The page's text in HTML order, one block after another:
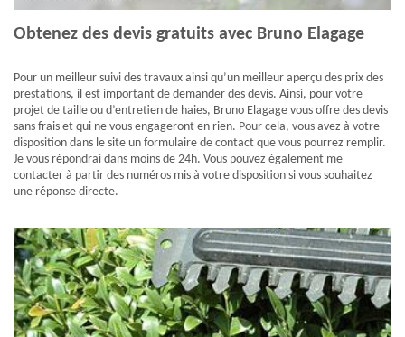
Obtenez des devis gratuits avec Bruno Elagage
Pour un meilleur suivi des travaux ainsi qu’un meilleur aperçu des prix des
prestations, il est important de demander des devis. Ainsi, pour votre
projet de taille ou d’entretien de haies, Bruno Elagage vous offre des devis
sans frais et qui ne vous engageront en rien. Pour cela, vous avez à votre
disposition dans le site un formulaire de contact que vous pourrez remplir.
Je vous répondrai dans moins de 24h. Vous pouvez également me
contacter à partir des numéros mis à votre disposition si vous souhaitez
une réponse directe.